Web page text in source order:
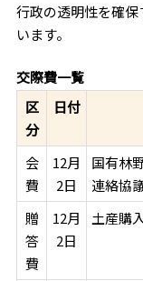
行政の透明性を確
います。
交際費一覧
区
分
日付
会
費
12月
2日
国有林
連絡協
贈
答
費
12月
2日
土産購